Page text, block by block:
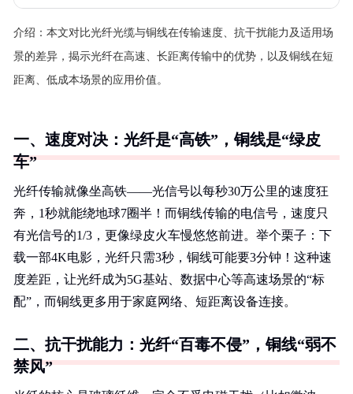
介绍： 本文对比光纤光缆与铜线在传输速度、抗干扰能力及适用场
景的差异，揭示光纤在高速、长距离传输中的优势，以及铜线在短
距离、低成本场景的应用价值。
一、速度对决：光纤是“高铁”，铜线是“绿皮
车”
光纤传输就像坐高铁——光信号以每秒30万公里的速度狂
奔，1秒就能绕地球7圈半！而铜线传输的电信号，速度只
有光信号的1/3，更像绿皮火车慢悠悠前进。举个栗子：下
载一部4K电影，光纤只需3秒，铜线可能要3分钟！这种速
度差距，让光纤成为5G基站、数据中心等高速场景的“标
配”，而铜线更多用于家庭网络、短距离设备连接。
二、抗干扰能力：光纤“百毒不侵”，铜线“弱不
禁风”